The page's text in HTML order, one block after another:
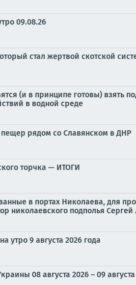
09.08.26
стал жертвой скотской
(и в принципе готовы) взять
в водной среде
рядом со Славянском в ДНР
торчка — ИТОГИ
в портах Николаева, для
николаевского подполья Сергей
утро 9 августа 2026 года
08 августа 2026 – 09 августа